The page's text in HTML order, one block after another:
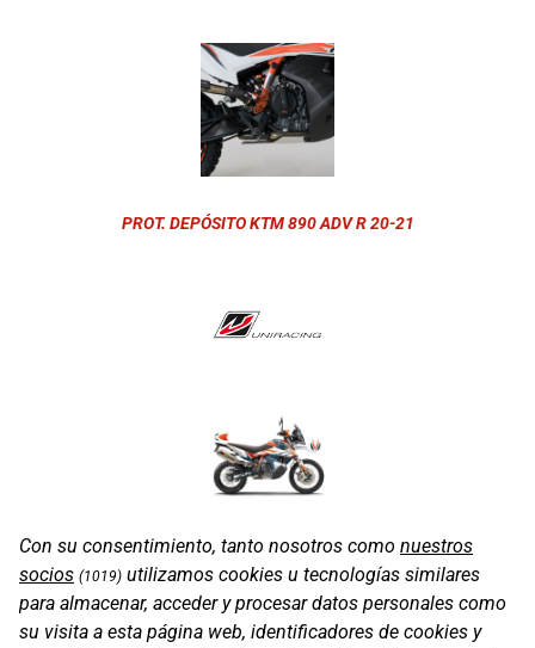
PROT. DEPÓSITO KTM 890 ADV R 20-21
PROT. KTM 790 ADVENTURE R RALLY 18-19
Con su consentimiento, tanto nosotros como nuestros
socios (1019) utilizamos cookies u tecnologías similares
para almacenar, acceder y procesar datos personales como
su visita a esta página web, identificadores de cookies y